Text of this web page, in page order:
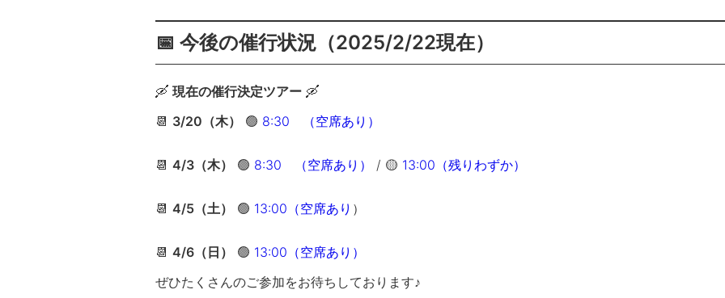
📅 今後の催行状況（2025/2/22現在）
🛶 現在の催行決定ツアー 🛶
📆 3/20（木） 🟢 8:30 （空席あり）
📆 4/3（木） 🟢 8:30 （空席あり） / 🟡 13:00（残りわずか）
📆 4/5 （土） 🟢 13:00（空席あり ）
📆 4/6 （日） 🟢 13:00（空席あり）
ぜひたくさんのご参加をお待ちしております♪